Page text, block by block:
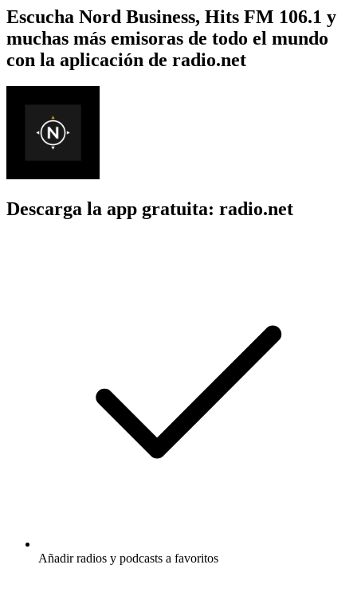
Escucha Nord Business, Hits FM 106.1 y
muchas más emisoras de todo el mundo
con la aplicación de radio.net
Descarga la app gratuita: radio.net
Añadir radios y podcasts a favoritos